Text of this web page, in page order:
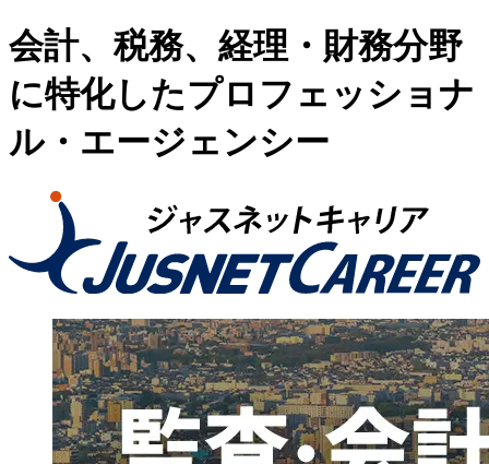
会計、税務、経理・財務分野
に特化したプロフェッショナ
ル・エージェンシー